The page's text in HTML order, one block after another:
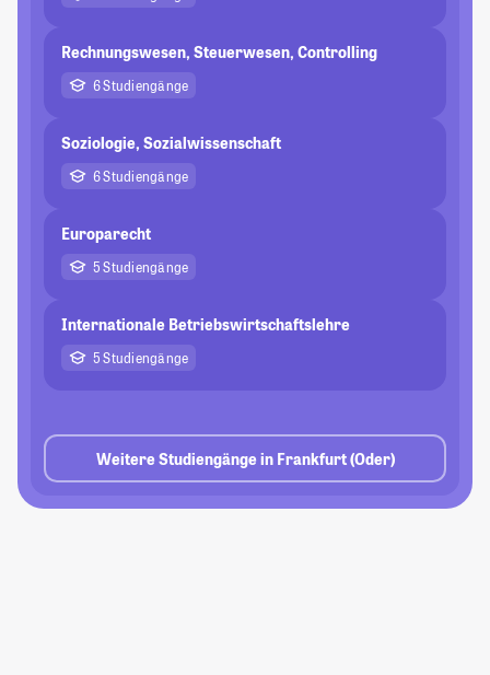
Rechnungswesen, Steuerwesen, Controlling
6 Studiengänge
Soziologie, Sozialwissenschaft
6 Studiengänge
Europarecht
5 Studiengänge
Internationale Betriebswirtschaftslehre
5 Studiengänge
Weitere Studiengänge in Frankfurt (Oder)